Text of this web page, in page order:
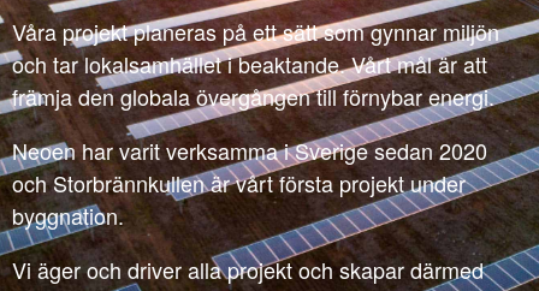
Våra projekt planeras på ett sätt som gynnar miljön
och tar lokalsamhället i beaktande. Vårt mål är att
främja den globala övergången till förnybar energi.
Neoen har varit verksamma i Sverige sedan 2020
och Storbrännkullen är vårt första projekt under
byggnation.
Vi äger och driver alla projekt och skapar därmed